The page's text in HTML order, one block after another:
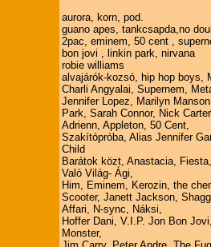
aurora, korn, pod.
guano apes, tankcsapda,no
2pac, eminem, 50 cent ,
bon jovi , linkin park, nirvana
robie williams
alvajárók-kozsó, hip hop boys,
Charli Angyalai, Supernem,
Jennifer Lopez, Marilyn
Park, Sarah Connor, Nick
Adrienn, Appleton, 50 Cent,
Szakítópróba, Alias Jennifer
Child
Barátok közt, Anastacia,
Való Világ- Ági,
Him, Eminem, Kerozin, the
Scooter, Janett Jackson,
Affari, N-sync, Náksi,
Hoffer Dani, V.I.P. Jon Bon
Monster,